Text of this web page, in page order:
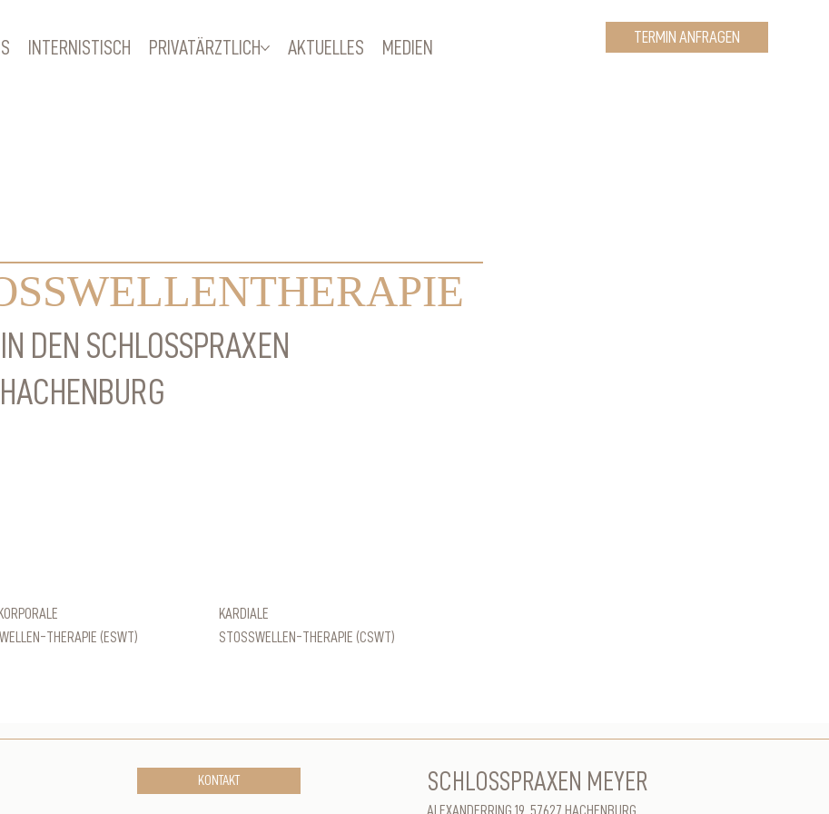
INTERNISTISCH PRIVATÄRZTLICH AKTUELLES MEDIEN
TERMIN ANFRAGEN
IN DEN SCHLOSSPRAXEN
HACHENBURG
THERAPIE (ESWT)
KARDIALE
STOSSWELLEN-THERAPIE (CSWT)
KONTAKT SCHLOSSPRAXEN MEYER
ALEXANDERRING 19, 57627 HACHENBURG